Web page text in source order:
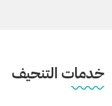
خدمات التنحيف